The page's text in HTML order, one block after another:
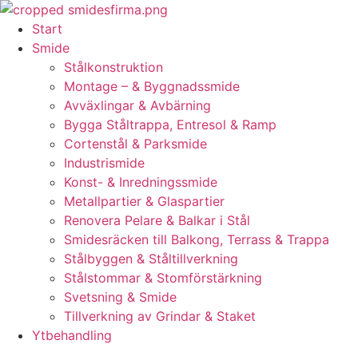
Skip
content
Start
Smide
Stålkonstruktion
Montage – & Byggnadssmide
Avväxlingar & Avbärning
Bygga Ståltrappa, Entresol & Ramp
Cortenstål & Parksmide
Industrismide
Konst- & Inredningssmide
Metallpartier & Glaspartier
Renovera Pelare & Balkar i Stål
Smidesräcken till Balkong, Terrass & Trappa
Stålbyggen & Ståltillverkning
Stålstommar & Stomförstärkning
Svetsning & Smide
Tillverkning av Grindar & Staket
Ytbehandling